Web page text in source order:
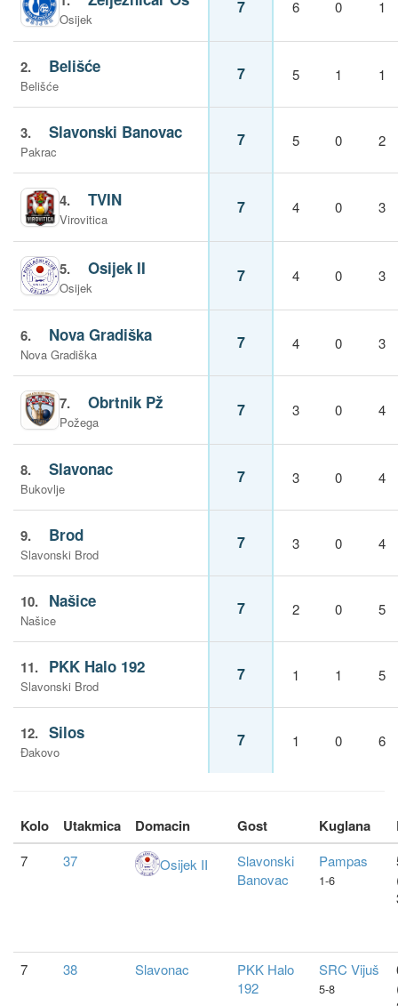
Osijek
7 6 0 1
2. Belišće
Belišće
7 5 1 1
3. Slavonski Banovac
Pakrac
7 5 0 2
4. TVIN
Virovitica
7 4 0 3
5. Osijek II
Osijek
7 4 0 3
6. Nova Gradiška
Nova Gradiška
7 4 0 3
7. Obrtnik Pž
Požega
7 3 0 4
8. Slavonac
Bukovlje
7 3 0 4
9. Brod
Slavonski Brod
7 3 0 4
10. Našice
Našice
7 2 0 5
11. PKK Halo 192
Slavonski Brod
7 1 1 5
12. Silos
Đakovo
7 1 0 6
Kolo Utakmica Domacin Gost Kuglana
7 37 Osijek II
Slavonski
Banovac
Pampas
1-6
7 38 Slavonac
PKK Halo
192
SRC Vijuš
5-8